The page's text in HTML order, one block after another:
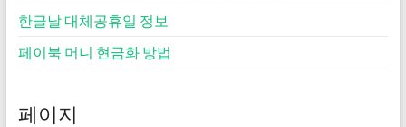
한글날 대체공휴일 정보
페이북 머니 현금화 방법
페이지